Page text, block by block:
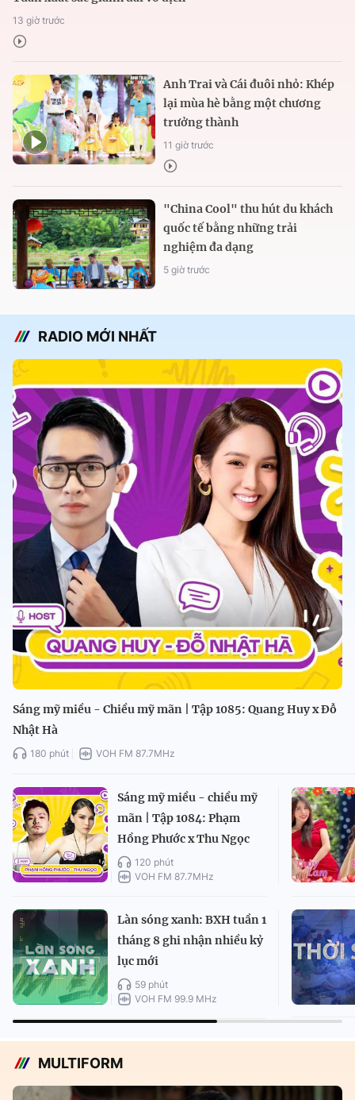
13 giờ trước
Anh Trai và Cái đuôi nhỏ: Khép
lại mùa hè bằng một chương
trưởng thành
11 giờ trước
"China Cool" thu hút du khách
quốc tế bằng những trải
nghiệm đa dạng
5 giờ trước
RADIO MỚI NHẤT
Sáng mỹ miều - Chiều mỹ mãn | Tập 1085: Quang Huy x Đỗ
Nhật Hà
180 phút VOH FM 87.7MHz
Sáng mỹ miều - chiều mỹ
mãn | Tập 1084: Phạm
Hồng Phước x Thu Ngọc
120 phút
VOH FM 87.7MHz
Làn sóng xanh: BXH tuần 1
tháng 8 ghi nhận nhiều kỷ
lục mới
59 phút
VOH FM 99.9 MHz
MULTIFORM